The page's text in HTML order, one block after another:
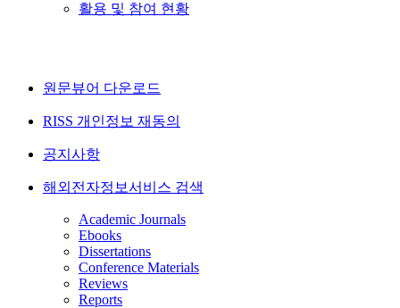
활용 및 참여 현황
원문뷰어 다운로드
RISS 개인정보 재동의
공지사항
해외전자정보서비스 검색
Academic Journals
Ebooks
Dissertations
Conference Materials
Reviews
Reports